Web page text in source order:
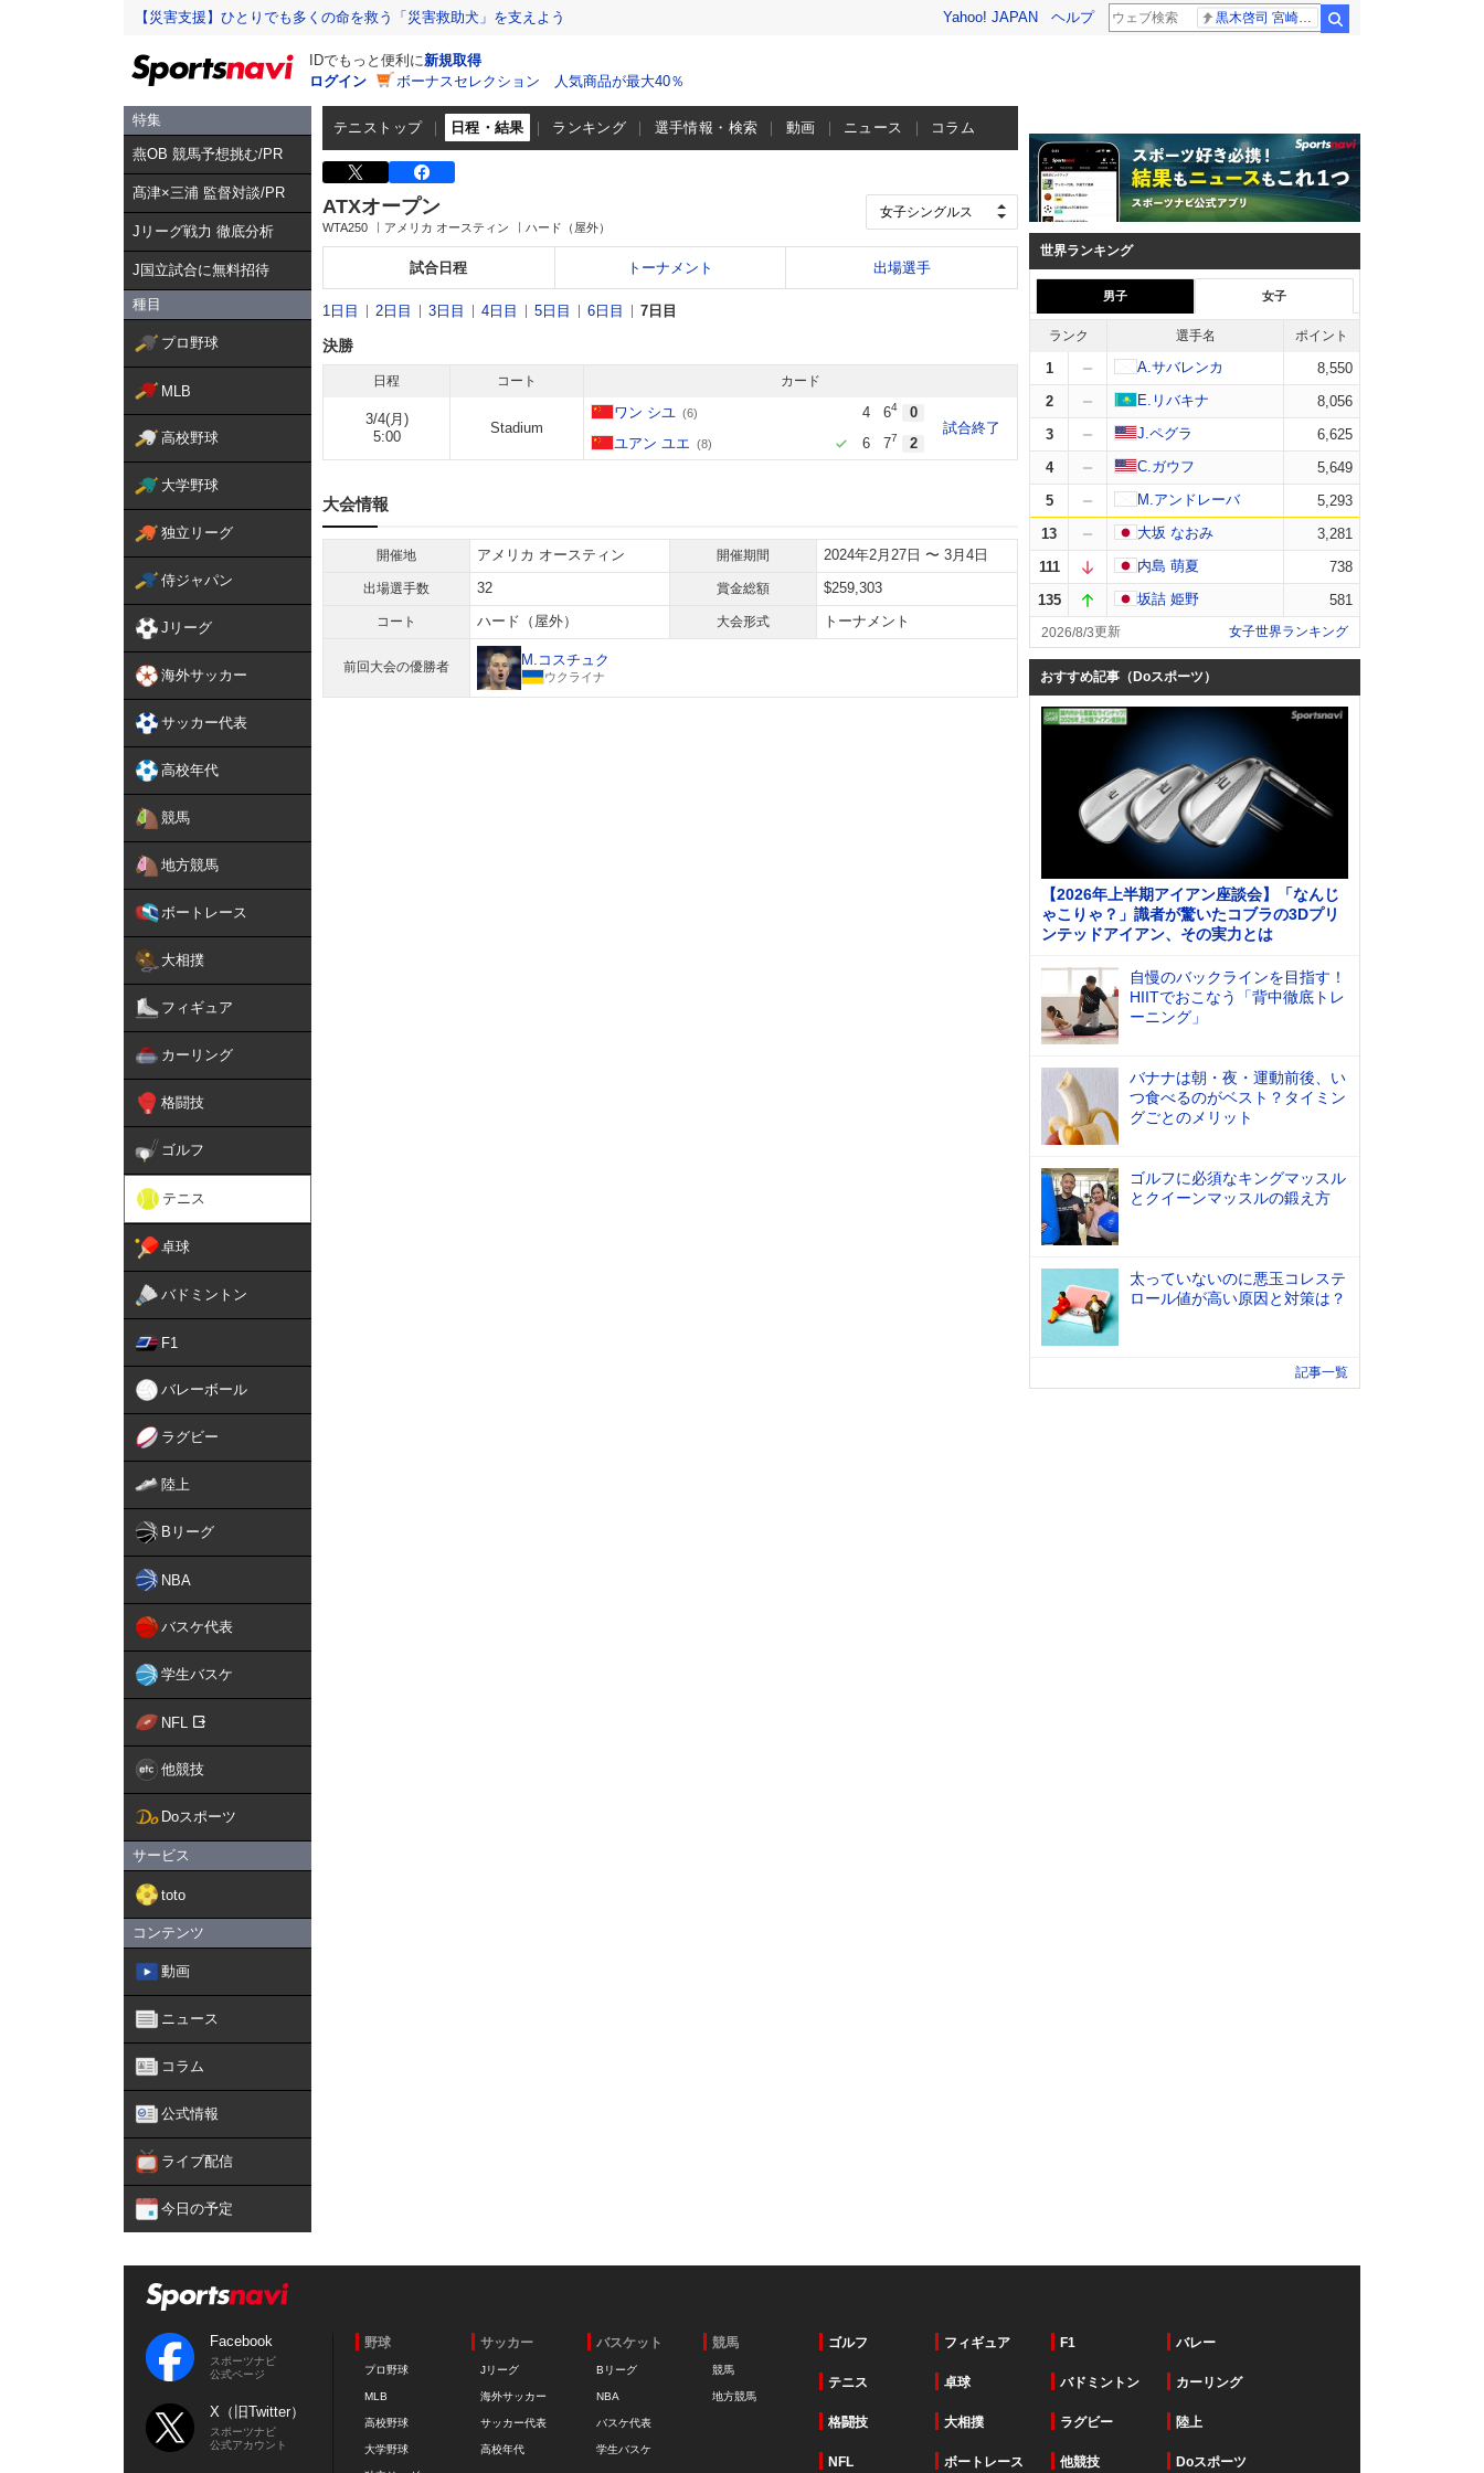
【災害支援】ひとりでも多くの命を救う「災害救助犬」を支えよう Yahoo! JAPAN ヘルプ
IDでもっと便利に新規取得
ログイン
ボーナスセレクション 人気商品が最大40％
特集
燕OB 競馬予想挑む/PR
髙津×三浦 監督対談/PR
Jリーグ戦力 徹底分析
J国立試合に無料招待
種目
プロ野球
MLB
高校野球
大学野球
独立リーグ
侍ジャパン
Jリーグ
海外サッカー
サッカー代表
高校年代
競馬
地方競馬
ボートレース
大相撲
フィギュア
カーリング
格闘技
ゴルフ
テニス
卓球
バドミントン
F1
バレーボール
ラグビー
陸上
Bリーグ
NBA
バスケ代表
学生バスケ
NFL
他競技
Doスポーツ
サービス
toto
コンテンツ
動画
ニュース
コラム
公式情報
ライブ配信
今日の予定
テニストップ 日程・結果 ランキング 選手情報・検索 動画 ニュース コラム
ATXオープン
WTA250 アメリカ オースティン ハード（屋外）
試合日程 トーナメント 出場選手
1日目 2日目 3日目 4日目 5日目 6日目 7日目
決勝
日程 コート カード
3/4(月)
5:00
Stadium
ワン シユ (6) 4 64
0
ユアン ユエ (8) 6 77 2
試合終了
大会情報
開催地 アメリカ オースティン 開催期間 2024年2月27日 〜 3月4日
出場選手数 32 賞金総額 $259,303
コート ハード（屋外） 大会形式 トーナメント
前回大会の優勝者 M.コスチュク
ウクライナ
世界ランキング
男子 女子
ランク 選手名 ポイント
1 A.サバレンカ
8,550
2
E.リバキナ
8,056
3
J.ペグラ
6,625
4
C.ガウフ
5,649
5
M.アンドレーバ
5,293
13
大坂 なおみ
3,281
111
内島 萌夏
738
135
坂詰 姫野 581
2026/8/3 女子世界ランキング
おすすめ記事（Doスポーツ）
【2026年上半期アイアン座談会】「なんじ
ゃこりゃ？」識者が驚いたコブラの3Dプリ
ンテッドアイアン、その実力とは
自慢のバックラインを目指す！
HIITでおこなう「背中徹底トレ
ーニング」
バナナは朝・夜・運動前後、い
つ食べるのがベスト？タイミン
グごとのメリット
ゴルフに必須なキングマッスル
とクイーンマッスルの鍛え方
太っていないのに悪玉コレステ
ロール値が高い原因と対策は？
記事一覧
Facebook
スポーツナビ
公式ページ
X（旧Twitter）
スポーツナビ
公式アカウント
野球
プロ野球
MLB
高校野球
大学野球
サッカー
Jリーグ
海外サッカー
サッカー代表
高校年代
バスケット
Bリーグ
NBA
バスケ代表
学生バスケ
競馬
競馬
地方競馬
ゴルフ フィギュア F1 バレー
テニス 卓球 バドミントン カーリング
格闘技 大相撲 ラグビー 陸上
NFL ボートレース 他競技 Doスポーツ